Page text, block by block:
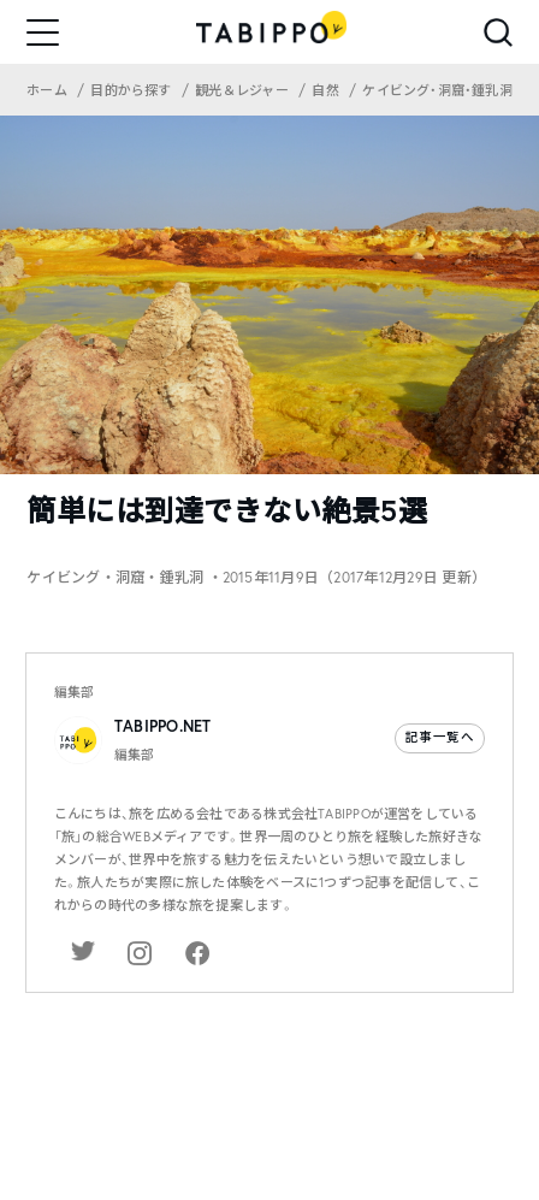
ホーム 目的から探す 観光＆レジャー 自然 ケイビング・洞窟・鍾乳洞
簡単には到達できない絶景5選
ケイビング・洞窟・鍾乳洞 ・2015年11月9日（2017年12月29日 更新）
編集部
TABIPPO.NET
編集部
記事一覧へ
こんにちは、旅を広める会社である株式会社TABIPPOが運営をしている
「旅」の総合WEBメディアです。世界一周のひとり旅を経験した旅好きな
メンバーが、世界中を旅する魅力を伝えたいという想いで設立しまし
た。旅人たちが実際に旅した体験をベースに1つずつ記事を配信して、こ
れからの時代の多様な旅を提案します。